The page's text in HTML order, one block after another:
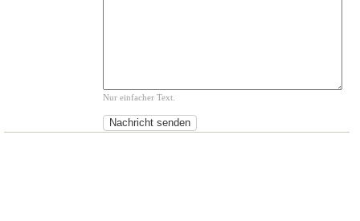
Nur einfacher Text.